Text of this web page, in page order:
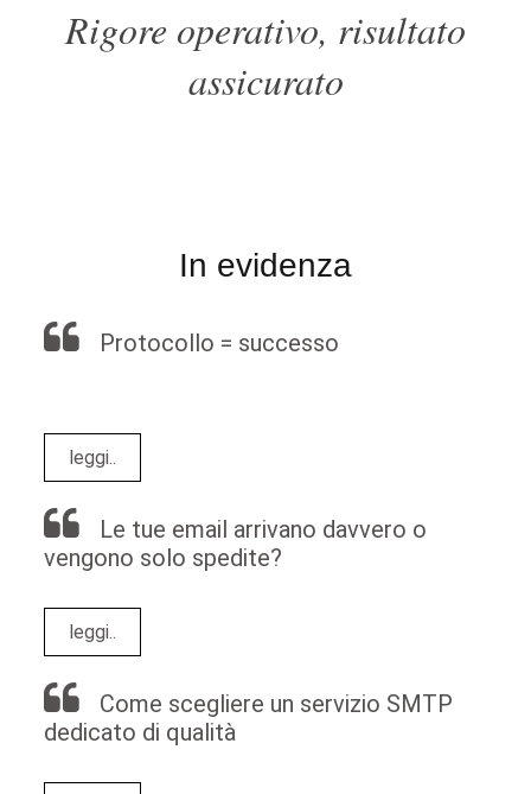
Rigore operativo, risultato
assicurato
In evidenza
Protocollo = successo
leggi..
Le tue email arrivano davvero o
vengono solo spedite?
leggi..
Come scegliere un servizio SMTP
dedicato di qualità